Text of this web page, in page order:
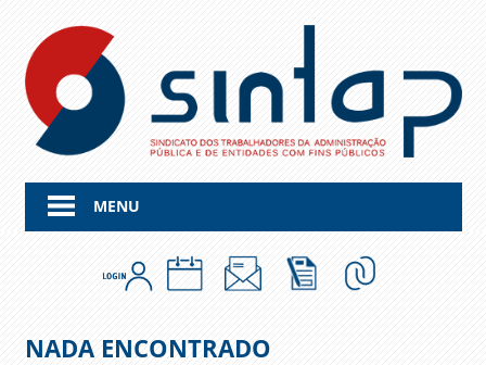
content
MENU
NADA ENCONTRADO